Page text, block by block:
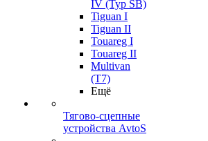
IV (Typ SB)
Tiguan I
Tiguan II
Touareg I
Touareg II
Multivan
(T7)
Ещё
Тягово-сцепные
устройства AvtoS